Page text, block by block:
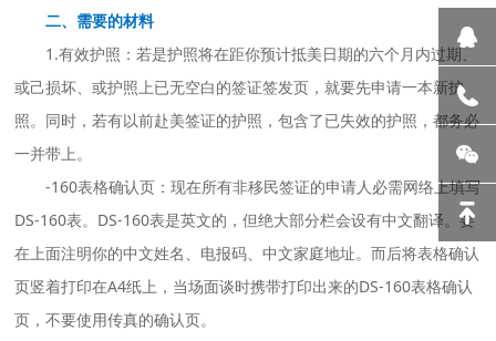
二、需要的材料
1.有效护照：若是护照将在距你预计抵美日期的六个月内过期、
或己损坏、或护照上已无空白的签证签发页，就要先申请一本新护
照。同时，若有以前赴美签证的护照，包含了已失效的护照，都务必
一并带上。
-160表格确认页：现在所有非移民签证的申请人必需网络上填写
DS-160表。DS-160表是英文的，但绝大部分栏会设有中文翻译。要
在上面注明你的中文姓名、电报码、中文家庭地址。而后将表格确认
页竖着打印在A4纸上，当场面谈时携带打印出来的DS-160表格确认
页，不要使用传真的确认页。